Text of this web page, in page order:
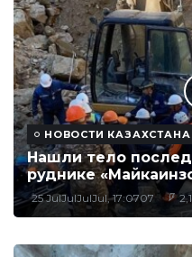
НОВОСТИ КАЗАХСТАНА
Нашли тело
руднике
25 JulJulJulJul, 17:0707